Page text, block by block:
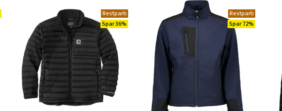
Restparti
Spar 36%
Restparti
Spar 72%